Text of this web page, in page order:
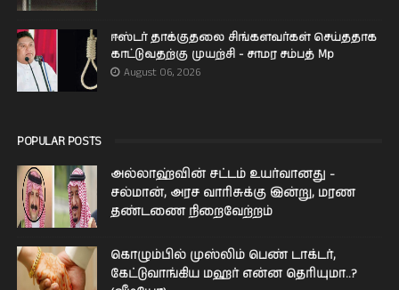
ஈஸ்டர் தாக்குதலை சிங்களவர்கள் செய்ததாக
காட்டுவதற்கு முயற்சி - சாமர சம்பத் Mp
August 06, 2026
POPULAR POSTS
அல்லாஹ்வின் சட்டம் உயர்வானது -
சல்மான், அரச வாரிசுக்கு இன்று, மரண
தண்டணை நிறைவேற்றம்
கொழும்பில் முஸ்லிம் பெண் டாக்டர்,
கேட்டுவாங்கிய மஹர் என்ன தெரியுமா..?